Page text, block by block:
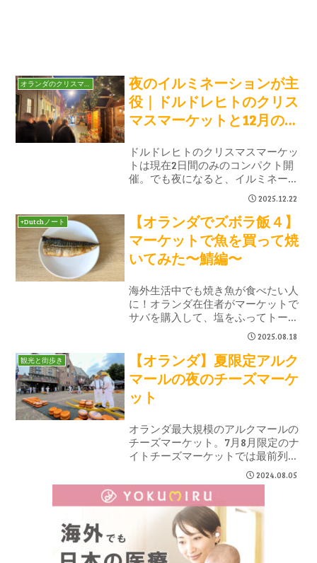
夜のイルミネーションが主
役｜ドルドレヒトのクリス
マスマーケットと12月の街
ドルドレヒトのクリスマスマーケッ
トは現在2日間のみのコンパクト開
催。でも夜になると、イルミネーシ
ョンやライトアートが街全体を彩
り、歩くだけでクリスマス気分に。
サタデーマーケットの活気、歴史的
建造物のXmas装飾、グリューワイ
ン片手の夜散歩など、実際に訪れて
感じた12月のドルドレヒトの楽しみ
2025.12.22
+Dutchノート
【オランダでズボラ飯４】
マーケットで魚を買って焼
いてみた〜鯖編〜
海外生活中でも焼き魚が食べたい人
に！オランダ在住者がマーケットで
サバを購入して、塩をふってトース
ターで焼くだけの激ウマ簡単レシピ
を紹介。魚の買い方や下処理のコツ
も解説。初心者でもできるズボラ飯
な焼き鯖ライフ！
2025.08.18
観光と街歩き
【オランダ】夏限定アルク
マールの夜のチーズマーケ
ット
オランダ最大規模のアルクマールの
チーズマーケット。7月8月限定のナ
イトチーズマーケットでは最前列で
イベントを観賞できました。ブラっ
と立ち寄よってチーズトーストを食
べてくるだけでも◎。夜9時過ぎま
で明るい夏の夜を楽しめました。
2024.08.05